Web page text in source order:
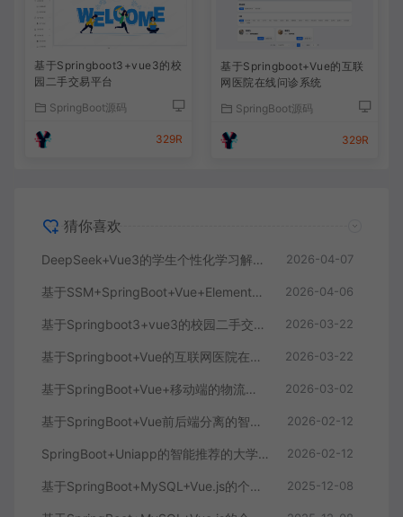
基于Springboot3+vue3的校
园二手交易平台
SpringBoot源码
329R
基于Springboot+Vue的互联
网医院在线问诊系统
SpringBoot源码
329R
猜你喜欢
DeepSeek+Vue3的学生个性化学习解答AI系统 2026-04-07
基于SSM+SpringBoot+Vue+ElementPlus的聊天im系统 2026-04-06
基于Springboot3+vue3的校园二手交易平台 2026-03-22
基于Springboot+Vue的互联网医院在线问诊系统 2026-03-22
基于SpringBoot+Vue+移动端的物流快递系统 2026-03-02
基于SpringBoot+Vue前后端分离的智能知识库问答系统 2026-02-12
SpringBoot+Uniapp的智能推荐的大学生社交平台 2026-02-12
基于SpringBoot+MySQL+Vue.js的个人健康管理系统(附论文) 2025-12-08